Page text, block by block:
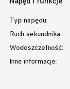
Typ napędu:
Ruch sekundnika:
Wodoszczelność:
Inne informacje: